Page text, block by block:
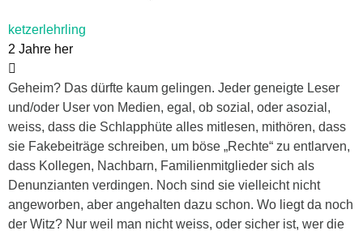
ketzerlehrling
2 Jahre her
Geheim? Das dürfte kaum gelingen. Jeder geneigte Leser
und/oder User von Medien, egal, ob sozial, oder asozial,
weiss, dass die Schlapphüte alles mitlesen, mithören, dass
sie Fakebeiträge schreiben, um böse „Rechte“ zu entlarven,
dass Kollegen, Nachbarn, Familienmitglieder sich als
Denunzianten verdingen. Noch sind sie vielleicht nicht
angeworben, aber angehalten dazu schon. Wo liegt da noch
der Witz? Nur weil man nicht weiss, oder sicher ist, wer die